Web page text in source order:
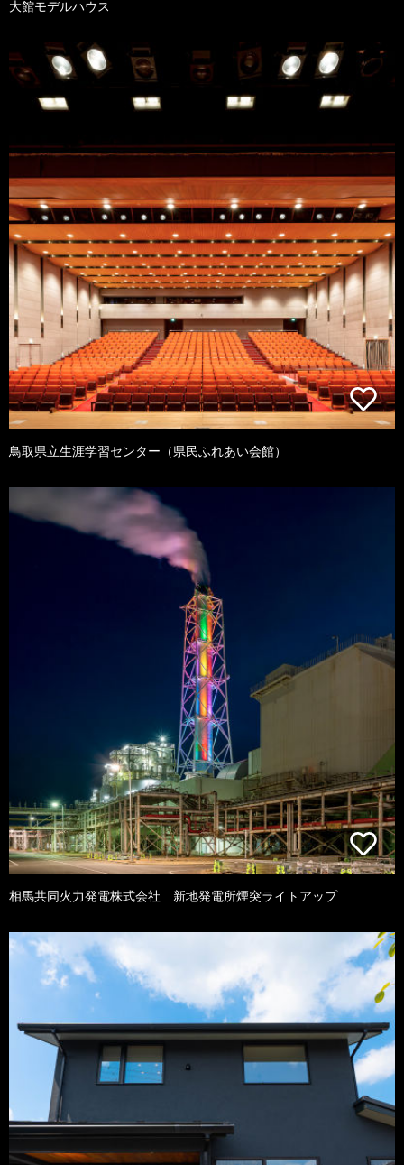
大館モデルハウス
鳥取県立生涯学習センター（県民ふれあい会館）
相馬共同火力発電株式会社 新地発電所煙突ライトアップ